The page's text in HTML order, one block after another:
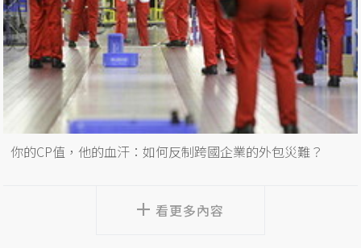
你的CP值，他的血汗：如何反制跨國企業的外包災難？
看更多內容